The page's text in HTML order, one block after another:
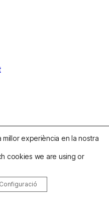
experiència en la nostra
cookies we are using or
Configuració